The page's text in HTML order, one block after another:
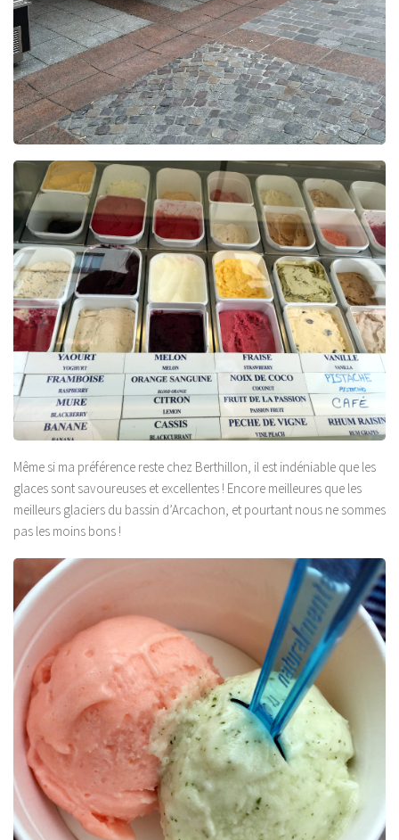
Même si ma préférence reste chez Berthillon, il est indéniable que les
glaces sont savoureuses et excellentes ! Encore meilleures que les
meilleurs glaciers du bassin d’Arcachon, et pourtant nous ne sommes
pas les moins bons !